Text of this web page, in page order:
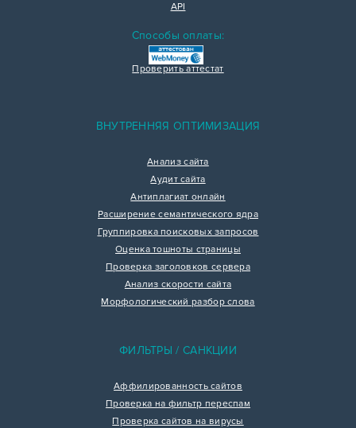
API
Способы оплаты:
Проверить аттестат
ВНУТРЕННЯЯ ОПТИМИЗАЦИЯ
Анализ сайта
Аудит сайта
Антиплагиат онлайн
Расширение семантического ядра
Группировка поисковых запросов
Оценка тошноты страницы
Проверка заголовков сервера
Анализ скорости сайта
Морфологический разбор слова
ФИЛЬТРЫ / САНКЦИИ
Аффилированность сайтов
Проверка на фильтр переспам
Проверка сайтов на вирусы